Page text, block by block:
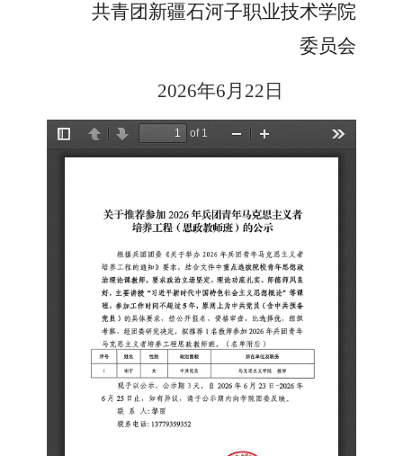
共青团新疆石河子职业技术学院
委员会
2026年6月 22 日